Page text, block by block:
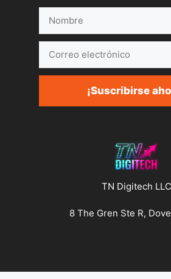
electrónico
¡Suscribirse
TN Digitech LLC
8 The Gren Ste R,